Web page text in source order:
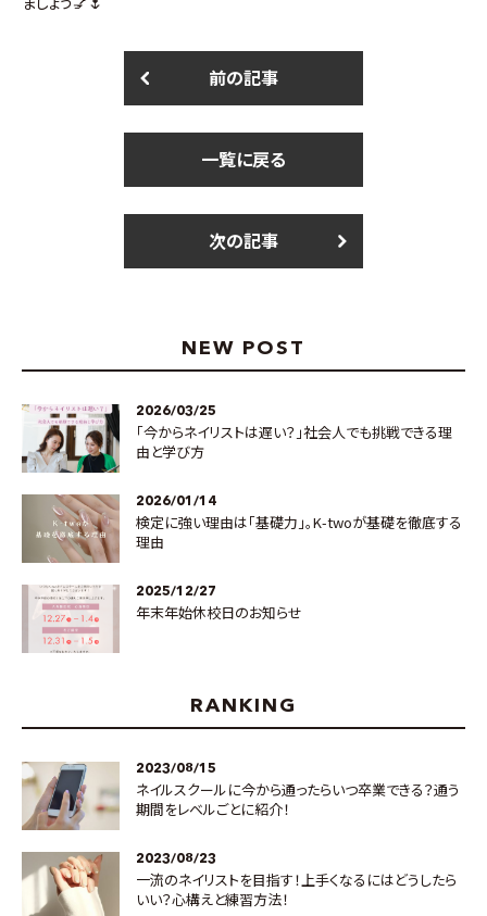
前の記事
一覧に戻る
次の記事
NEW POST
2026/03/25
「今からネイリストは遅い？」社会人でも挑戦できる理
由と学び方
2026/01/14
検定に強い理由は「基礎力」。K-twoが基礎を徹底する
理由
2025/12/27
年末年始休校日のお知らせ
RANKING
2023/08/15
ネイルスクールに今から通ったらいつ卒業できる？通う
期間をレベルごとに紹介！
2023/08/23
一流のネイリストを目指す！上手くなるにはどうしたら
いい？心構えと練習方法！